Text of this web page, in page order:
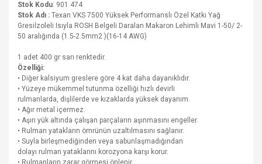
Stok Kodu: 901 474
Stok Adı : Texan VKS 7500 Yüksek Performanslı Özel Katkı Yağ
Gresiİzoleli Isıyla ROSH Belgeli Daralan Makaron Lehimli Mavi 1-50/ 2-
50 aralığında (1.5-2.5mm2 )(16-14 AWG)
1 adet 400 gr sarı renktedir.
Özelliği:
• Diğer kalsiyum greslere göre 4 kat daha dayanıklıdır.
• Yüzeye mükemmel tutunma özelliği hızlı devirli
rulmanlarda, dişlilerde ve kızaklarda yüksek dayanım.
• Ağır metal içermez.
• Aşırı yük altında çalışan parçaların aşınmasını engeller.
• Rulman yatakların ömrünün uzaltılmasını sağlanır.
• Suyla birleşmediğinden veya sabunlaşmadığından
dolayı rulman yataklarını korozyona karşı korur.
• Rulmanların zarar görmesi önlenir.